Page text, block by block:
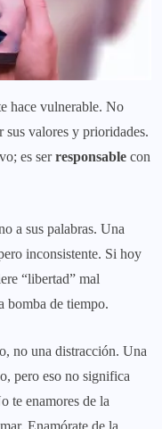
hace vulnerable. No
sus valores y prioridades.
es serresponsable con
a sus palabras. Una
inconsistente. Si hoy
“libertad” mal
bomba de tiempo.
no una distracción. Una
pero eso no significa
te enamores de la